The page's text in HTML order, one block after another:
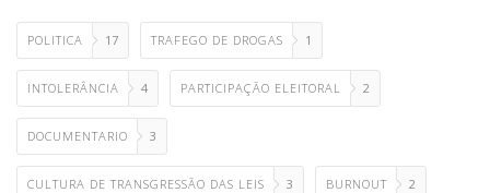
POLITICA 17 TRAFEGO DE DROGAS 1
INTOLERÂNCIA 4 PARTICIPAÇÃO ELEITORAL 2
DOCUMENTARIO 3
CULTURA DE TRANSGRESSÃO DAS LEIS 3 BURNOUT 2